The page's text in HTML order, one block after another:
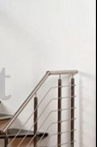
yếu tố phong
ngay mẫu cầu
đây để có lựa
của mình!